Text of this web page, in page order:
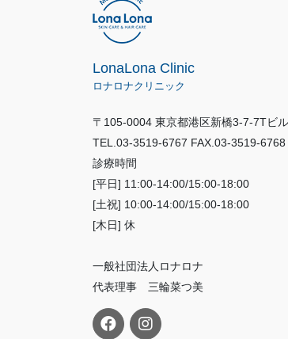
LonaLona Clinic
ロナロナクリニック
〒105-0004 東京都港区新橋3-7-7Tビ
TEL.03-3519-6767 FAX.03-3519-6768
診療時間
[平日] 11:00-14:00/15:00-18:00
[土祝] 10:00-14:00/15:00-18:00
[木日] 休
一般社団法人ロナロナ
代表理事 三輪菜つ美